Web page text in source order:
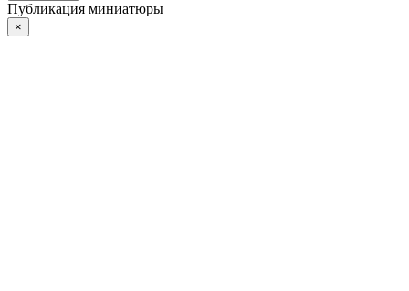
Публикация миниатюры
×